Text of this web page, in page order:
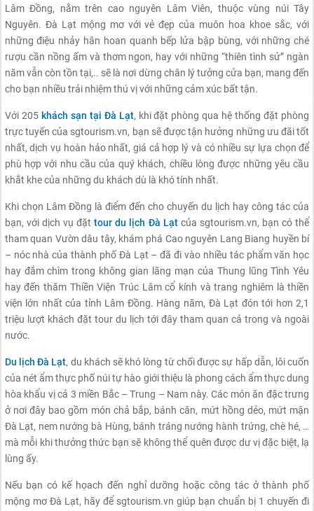
Lâm Đồng, nằm trên cao nguyên Lâm Viên, thuộc vùng núi Tây
Nguyên. Đà Lạt mộng mơ với vẻ đẹp của muôn hoa khoe sắc, với
những điệu nhảy hân hoan quanh bếp lửa bập bùng, với những ché
rượu cần nồng ấm và thơm ngon, hay với những “thiên tình sử” ngàn
năm vẫn còn tồn tại,.. sẽ là nơi dừng chân lý tưởng cửa bạn, mang đến
cho bạn nhiều trải nhiệm thú vị với những cảm xúc bất tận.
Với 205 khách sạn tại Đà Lạt, khi đặt phòng qua hệ thống đặt phòng
trực tuyến của sgtourism.vn, bạn sẽ được tận hưởng những ưu đãi tốt
nhất, dịch vụ hoàn hảo nhất, giá cả hợp lý và có nhiều sự lựa chọn để
phù hợp với nhu cầu của quý khách, chiều lòng được những yêu cầu
khắt khe của những du khách dù là khó tính nhất.
Khi chọn Lâm Đồng là điểm đến cho chuyến du lịch hay công tác của
bạn, với dịch vụ đặttour du lịch Đà Lạtcủa sgtourism.vn, bạn có thể
tham quan Vườn dâu tây, khám phá Cao nguyên Lang Biang huyền bí
– nóc nhà của thành phố Đà Lạt – đã đi vào nhiều tác phẩm văn học
hay đắm chìm trong không gian lãng mạn của Thung lũng Tình Yêu
hay đến thăm Thiền Viện Trúc Lâm cổ kính và trang nghiêm là thiền
viện lớn nhất của tỉnh Lâm Đồng. Hàng năm, Đà Lạt đón tới hơn 2,1
triệu lượt khách đặt tour du lịch tới đây tham quan cả trong và ngoài
nước.
Du lịch Đà Lạt, du khách sẽ khó lòng từ chối được sự hấp dẫn, lôi cuốn
của nét ẩm thực phố núi tự hào giới thiệu là phong cách ẩm thực dung
hòa khẩu vị cả 3 miền Bắc – Trung – Nam này. Các món ăn đặc trưng
ở nơi đây bao gồm món chả bắp, bánh căn, mứt hồng dẻo, mứt mận
Đà Lạt, nem nướng bà Hùng, bánh tráng nướng hành trứng, chè hé, …
mà mỗi khi thưởng thức bạn sẽ không thể quên được dư vị đặc biệt, lạ
lùng ấy.
Nếu bạn có kế họach đến nghỉ dưỡng hoặc công tác ở thành phố
mộng mơ Đà Lạt, hãy để sgtourism.vn giúp bạn chuẩn bị 1 chuyến đi